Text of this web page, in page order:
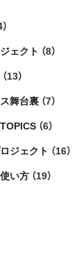
ェクト （8）
（13）
舞台裏 （7）
（6）
ジェクト （16）
い方 （19）